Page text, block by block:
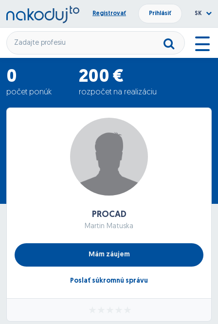
Registrovať Prihlásiť SK
0
počet ponúk
200 €
rozpočet na realizáciu
0 €
PROCAD
Martin Matuska
Mám záujem
Poslať súkromnú správu